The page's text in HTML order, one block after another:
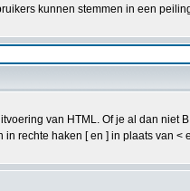
kunnen stemmen in een
van HTML. Of je al dan
in rechte haken [ en ] in plaats van